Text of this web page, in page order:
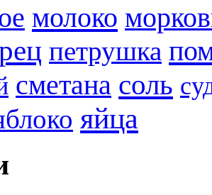
молоко
петрушка
сметана соль
яйца